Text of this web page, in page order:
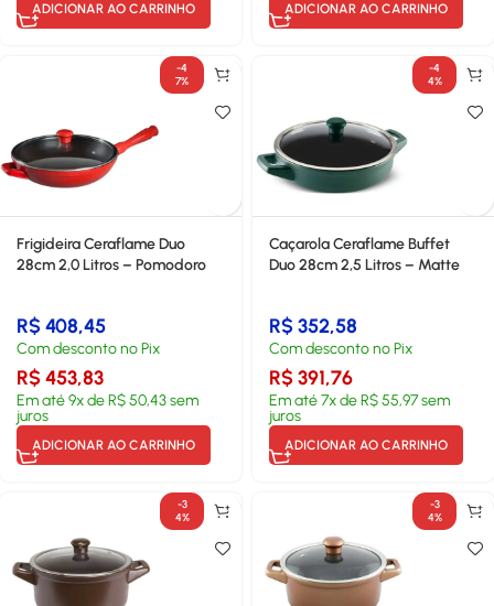
ADICIONAR AO CARRINHO ADICIONAR AO CARRINHO
-4
7%
Frigideira Ceraflame Duo
28cm 2,0 Litros – Pomodoro
R$408,45
Com desconto no Pix
R$453,83
Em até9x deR$50,43sem
juros
ADICIONAR AO CARRINHO
-4
4%
Caçarola Ceraflame Buffet
Duo 28cm 2,5 Litros – Matte
R$352,58
Com desconto no Pix
R$391,76
Em até7x deR$55,97sem
juros
ADICIONAR AO CARRINHO
-3
4%
-3
4%